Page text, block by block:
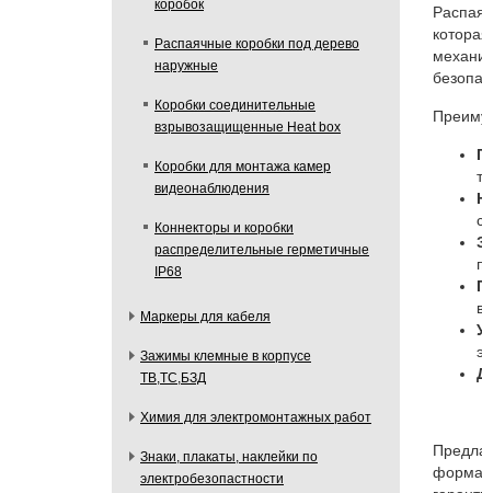
коробок
Распаячные коробки под дерево
наружные
Коробки соединительные
взрывозащищенные Heat box
Коробки для монтажа камер
видеонаблюдения
Коннекторы и коробки
распределительные герметичные
IP68
Маркеры для кабеля
Зажимы клемные в корпусе
ТВ,ТС,БЗД
Химия для электромонтажных работ
Знаки, плакаты, наклейки по
электробезопастности